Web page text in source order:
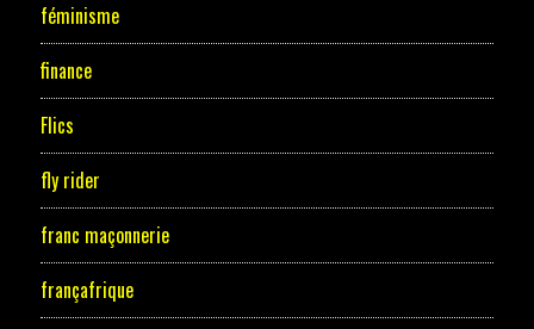
féminisme
finance
Flics
fly rider
franc maçonnerie
françafrique